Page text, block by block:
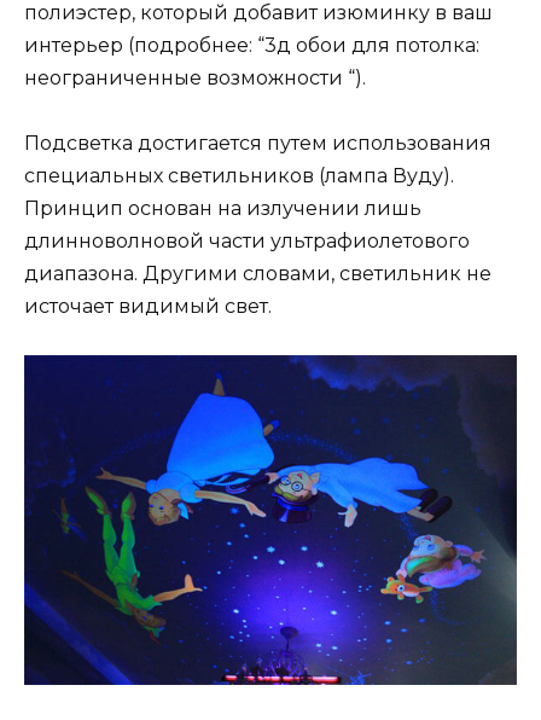
полиэстер, который добавит изюминку в ваш
интерьер (подробнее: “3д обои для потолка:
неограниченные возможности “).
Подсветка достигается путем использования
специальных светильников (лампа Вуду).
Принцип основан на излучении лишь
длинноволновой части ультрафиолетового
диапазона. Другими словами, светильник не
источает видимый свет.